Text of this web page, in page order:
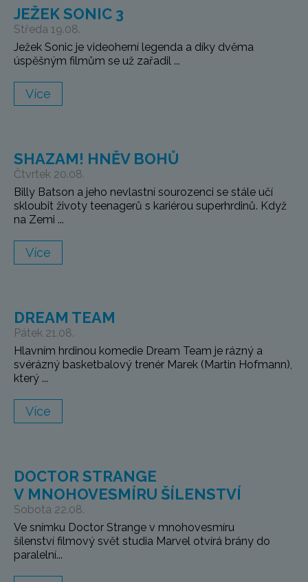
JEŽEK SONIC 3
Středa 19.08.
Ježek Sonic je videoherní legenda a díky dvěma
úspěšným filmům se už zařadil ...
Více
SHAZAM! HNĚV BOHŮ
Čtvrtek 20.08.
Billy Batson a jeho nevlastní sourozenci se stále učí
skloubit životy teenagerů s kariérou superhrdinů. Když
na Zemi ...
Více
DREAM TEAM
Pátek 21.08.
Hlavním hrdinou komedie Dream Team je rázný a
svérázný basketbalový trenér Marek (Martin Hofmann),
který ...
Více
DOCTOR STRANGE
V MNOHOVESMÍRU ŠÍLENSTVÍ
Sobota 22.08.
Ve snímku Doctor Strange v mnohovesmíru
šílenství filmový svět studia Marvel otvírá brány do
paralelní...